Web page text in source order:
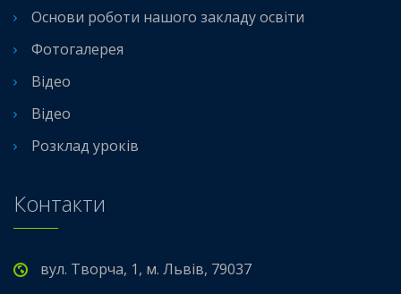
Основи роботи нашого закладу освіти
Фотогалерея
Відео
Відео
Розклад уроків
Контакти
вул. Творча, 1, м. Львів, 79037